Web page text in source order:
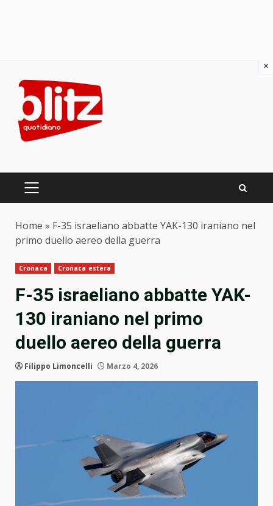
content
PRIMARY
Home » F-35 israeliano abbatte YAK-130 iraniano nel
primo duello aereo della guerra
Cronaca Cronaca estera
F-35 israeliano abbatte YAK-
130 iraniano nel primo
duello aereo della guerra
Filippo Limoncelli Marzo 4, 2026
×